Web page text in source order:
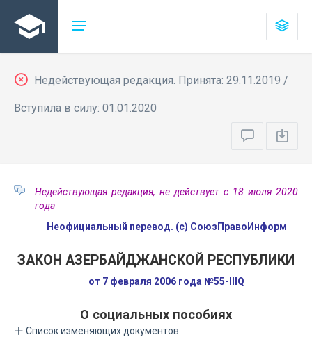
Недействующая редакция. Принята: 29.11.2019 /
Вступила в силу: 01.01.2020
Недействующая редакция, не действует с 18 июля 2020
года
Неофициальный перевод. (с) СоюзПравоИнформ
ЗАКОН АЗЕРБАЙДЖАНСКОЙ РЕСПУБЛИКИ
от 7 февраля 2006 года №55-IIIQ
О социальных пособиях
Список изменяющих документов